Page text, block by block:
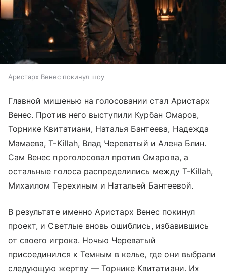
Аристарх Венес покинул шоу
Главной мишенью на голосовании стал Аристарх
Венес. Против него выступили Курбан Омаров,
Торнике Квитатиани, Наталья Бантеева, Надежда
Мамаева, T-Killah, Влад Череватый и Алена Блин.
Сам Венес проголосовал против Омарова, а
остальные голоса распределились между T-Killah,
Михаилом Терехиным и Натальей Бантеевой.
В результате именно Аристарх Венес покинул
проект, и Светлые вновь ошиблись, избавившись
от своего игрока. Ночью Череватый
присоединился к Темным в келье, где они выбрали
следующую жертву — Торнике Квитатиани. Их